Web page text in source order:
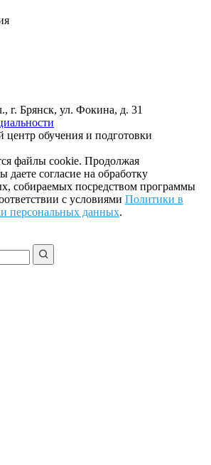
г. Брянск, ул. Фокина, д. 31
обучения и подготовки
файлы cookie. Продолжая
даете согласие на обработку
собираемых посредством программы
с условиями Политики в
персональных данных.